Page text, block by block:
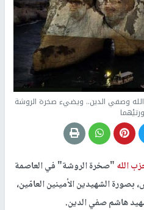
وصفي الدين.. ويضيء صخرة الروشة
الله"صخرة الروشة" في العاصمة
بصورة الشهيدين الأمينين العامّين،
هاشم صفي الدين.